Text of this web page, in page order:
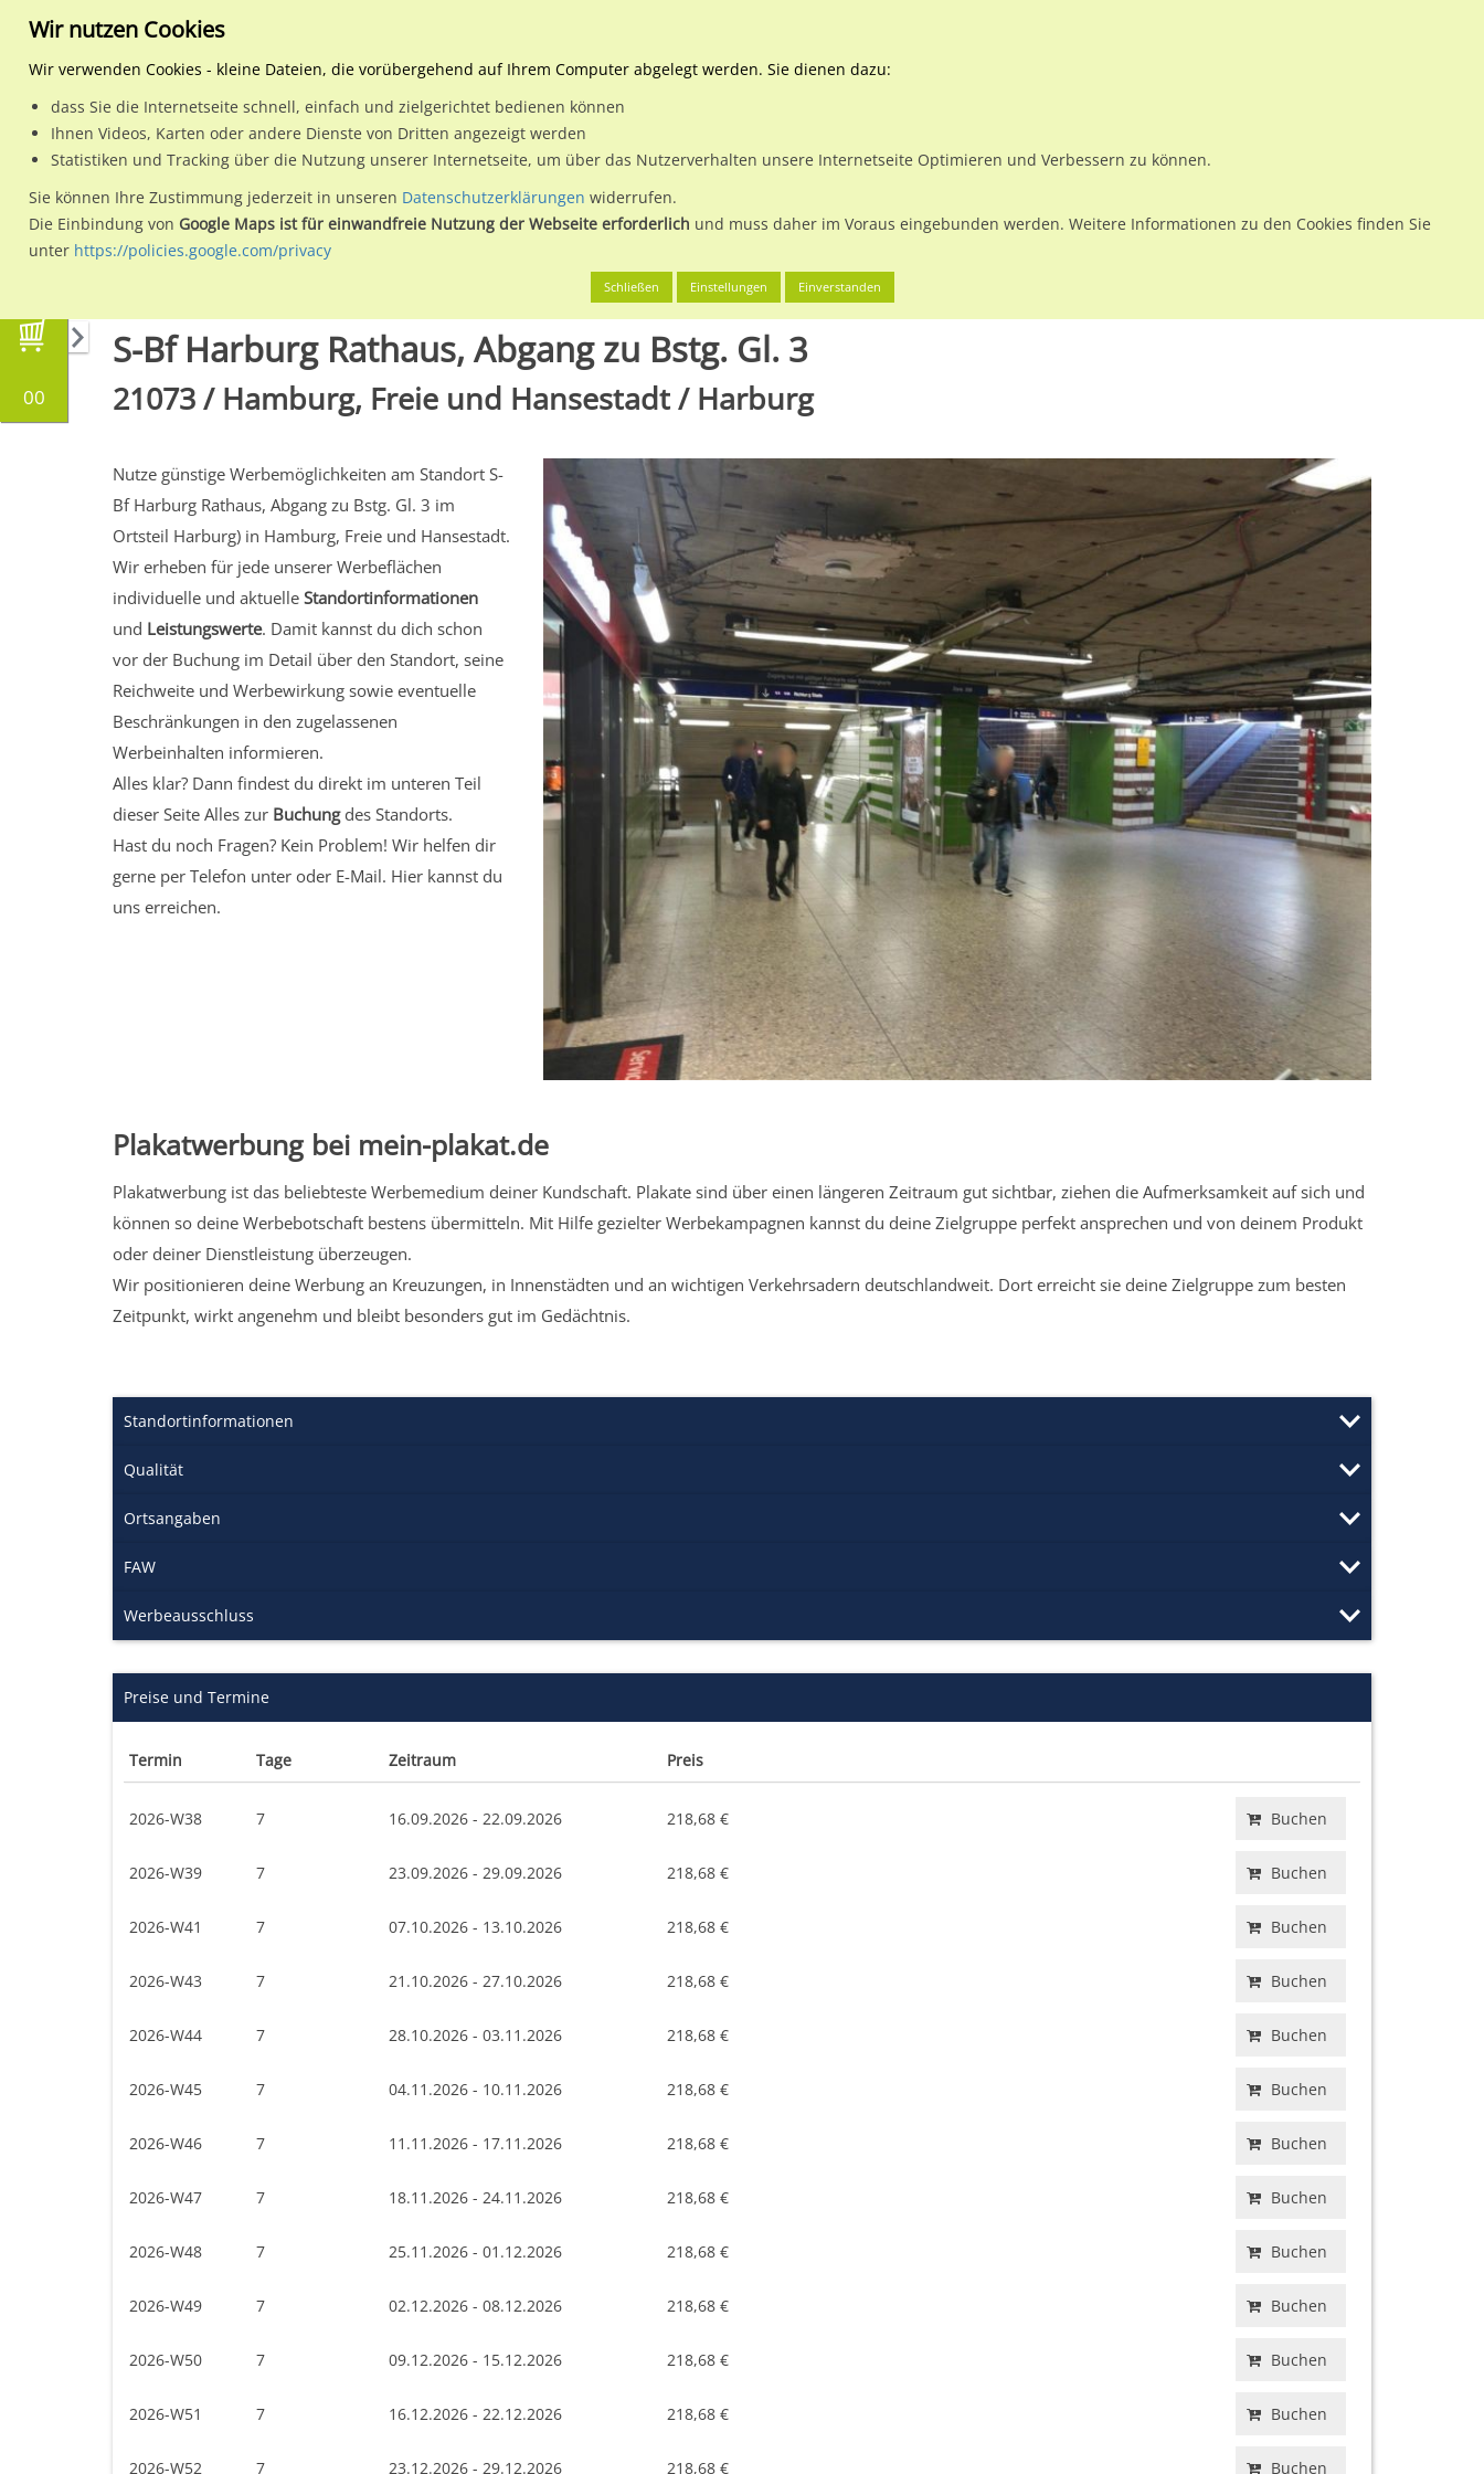
Planen & Buchen Plakatwerbung
Wähle den Werbestandort:
00
Hamburg, Freie und Hansestadt S-Bf Harburg Rathaus, Abgang zu Bstg. Gl. 3
S-Bf Harburg Rathaus, Abgang zu Bstg. Gl. 3
21073 / Hamburg, Freie und Hansestadt / Harburg
Nutze günstige Werbemöglichkeiten am Standort S-
Bf Harburg Rathaus, Abgang zu Bstg. Gl. 3 im
Ortsteil Harburg) in Hamburg, Freie und Hansestadt.
Wir erheben für jede unserer Werbeflächen
individuelle und aktuelle Standortinformationen
und Leistungswerte. Damit kannst du dich schon
vor der Buchung im Detail über den Standort, seine
Reichweite und Werbewirkung sowie eventuelle
Beschränkungen in den zugelassenen
Werbeinhalten informieren.
Alles klar? Dann findest du direkt im unteren Teil
dieser Seite Alles zur Buchungdes Standorts.
Hast du noch Fragen? Kein Problem! Wir helfen dir
gerne per Telefon unter oder E-Mail. Hier kannst du
uns erreichen.
Plakatwerbung bei mein-plakat.de
Plakatwerbung ist das beliebteste Werbemedium deiner Kundschaft. Plakate sind über einen längeren Zeitraum gut sichtbar, ziehen die Aufmerksamkeit auf sich und
können so deine Werbebotschaft bestens übermitteln. Mit Hilfe gezielter Werbekampagnen kannst du deine Zielgruppe perfekt ansprechen und von deinem Produkt
oder deiner Dienstleistung überzeugen.
Wir positionieren deine Werbung an Kreuzungen, in Innenstädten und an wichtigen Verkehrsadern deutschlandweit. Dort erreicht sie deine Zielgruppe zum besten
Zeitpunkt, wirkt angenehm und bleibt besonders gut im Gedächtnis.
Standortinformationen
Qualität
Ortsangaben
FAW
Werbeausschluss
Preise und Termine
Termin Tage Zeitraum Preis
2026-W38 7 16.09.2026 - 22.09.2026 218,68 € Buchen
2026-W39 7 23.09.2026 - 29.09.2026 218,68 € Buchen
2026-W41 7 07.10.2026 - 13.10.2026 218,68 € Buchen
2026-W43 7 21.10.2026 - 27.10.2026 218,68 € Buchen
2026-W44 7 28.10.2026 - 03.11.2026 218,68 € Buchen
2026-W45 7 04.11.2026 - 10.11.2026 218,68 € Buchen
2026-W46 7 11.11.2026 - 17.11.2026 218,68 € Buchen
2026-W47 7 18.11.2026 - 24.11.2026 218,68 € Buchen
2026-W48 7 25.11.2026 - 01.12.2026 218,68 € Buchen
2026-W49 7 02.12.2026 - 08.12.2026 218,68 € Buchen
2026-W50 7 09.12.2026 - 15.12.2026 218,68 € Buchen
2026-W51 7 16.12.2026 - 22.12.2026 218,68 € Buchen
2026-W52 7 23.12.2026 - 29.12.2026 218,68 € Buchen
Wir nutzen Cookies
Wir verwenden Cookies - kleine Dateien, die vorübergehend auf Ihrem Computer abgelegt werden. Sie dienen dazu:
dass Sie die Internetseite schnell, einfach und zielgerichtet bedienen können
Ihnen Videos, Karten oder andere Dienste von Dritten angezeigt werden
Statistiken und Tracking über die Nutzung unserer Internetseite, um über das Nutzerverhalten unsere Internetseite Optimieren und Verbessern zu können.
Sie können Ihre Zustimmung jederzeit in unseren Datenschutzerklärungen widerrufen.
Die Einbindung von Google Maps ist für einwandfreie Nutzung der Webseite erforderlich und muss daher im Voraus eingebunden werden. Weitere Informationen zu den Cookies finden Sie
unter https://policies.google.com/privacy
Schließen Einstellungen Einverstanden